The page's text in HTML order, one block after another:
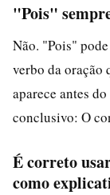
"Pois"
Não. "Pois"
verbo da oração
aparece antes
conclusivo: O
É correto
como